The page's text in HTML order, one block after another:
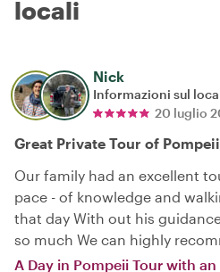
locali
Nick
Informazioni sul
20 luglio
Great Private Tour of Pompeii
Our family had an excellent
pace - of knowledge and
that day With out his
so much We can highly
A Day in Pompeii Tour with